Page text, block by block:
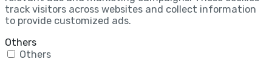
track visitors across websites and collect information
to provide customized ads.
Others
Others